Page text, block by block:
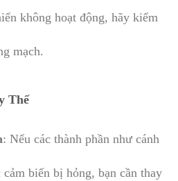
không hoạt động, hãy kiểm
mạch.
Thế
: Nếu các thành phần như cánh
biến bị hỏng, bạn cần thay